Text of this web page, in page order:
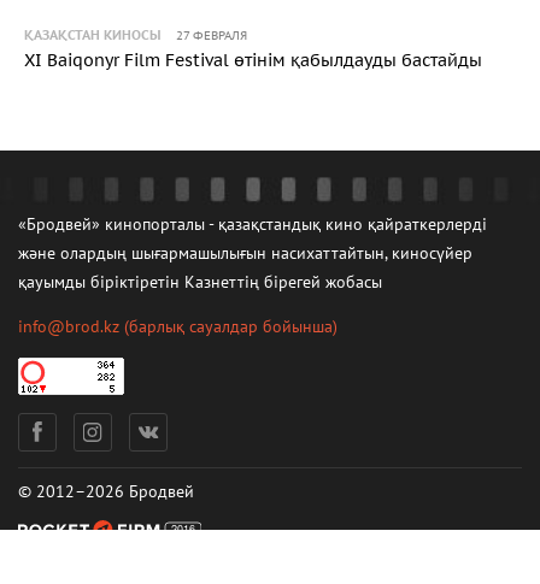
ҚАЗАҚСТАН КИНОСЫ 27 ФЕВРАЛЯ
XI Baiqonyr Film Festival өтінім қабылдауды бастайды
«Бродвей» кинопорталы - қазақстандық кино қайраткерлерді
және олардың шығармашылығын насихаттайтын, киносүйер
қауымды біріктіретін Казнеттің бірегей жобасы
info@brod.kz (барлық сауалдар бойынша)
© 2012–2026 Бродвей